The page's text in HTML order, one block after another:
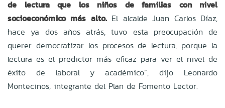
de lectura que los niños de familias con nivel
socioeconómico más alto.El alcalde Juan Carlos Díaz,
hace ya dos años atrás, tuvo esta preocupación de
querer democratizar los procesos de lectura, porque la
lectura es el predictor más eficaz para ver el nivel de
éxito de laboral y académico”, dijo Leonardo
Montecinos, integrante del Plan de Fomento Lector.